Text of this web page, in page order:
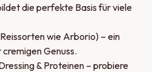
die perfekte Basis für viele
wie Arborio) – ein
Genuss.
& Proteinen – probiere